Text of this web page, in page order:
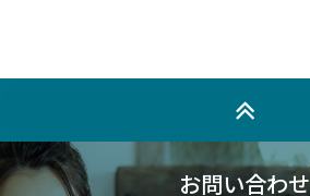
お問い合わせ